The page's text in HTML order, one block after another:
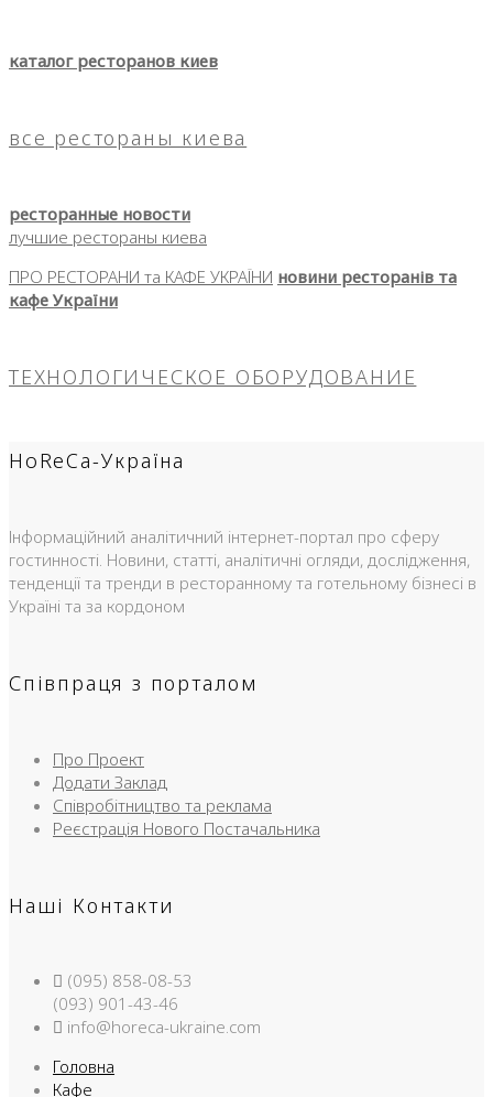
каталог ресторанов киев
все рестораны киева
ресторанные новости
лучшие рестораны киева
ПРО РЕСТОРАНИ та КАФЕ УКРАЇНИ новини ресторанів та
кафе України
ТЕХНОЛОГИЧЕСКОЕ ОБОРУДОВАНИЕ
HoReCa-Україна
Інформаційний аналітичний інтернет-портал про сферу
гостинності. Новини, статті, аналітичні огляди, дослідження,
тенденції та тренди в ресторанному та готельному бізнесі в
Україні та за кордоном
Співпраця з порталом
Про Проект
Додати Заклад
Співробітництво та реклама
Реєстрація Нового Постачальника
Наші Контакти
(095) 858-08-53
(093) 901-43-46
info@horeca-ukraine.com
Головна
Кафе